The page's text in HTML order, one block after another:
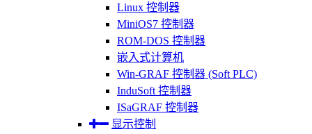
Linux 控制器
MiniOS7 控制器
ROM-DOS 控制器
嵌入式计算机
Win-GRAF 控制器 (Soft PLC)
InduSoft 控制器
ISaGRAF 控制器
显示控制